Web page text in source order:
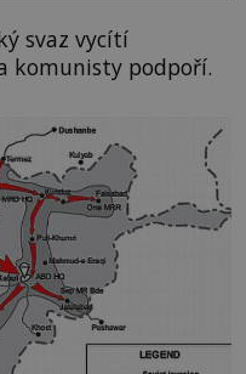
svaz vycítí
komunisty podpoří.